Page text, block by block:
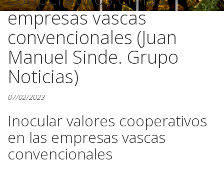
empresas vascas
convencionales (Juan
Manuel Sinde. Grupo
Noticias)
07/02/2023
Inocular valores cooperativos
en las empresas vascas
convencionales